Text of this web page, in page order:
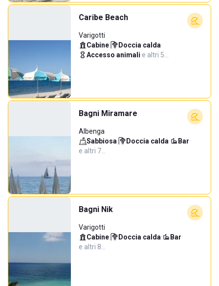
Caribe Beach
Varigotti
Cabine· Doccia calda·
Accesso animali·e altri 5…
Bagni Miramare
Albenga
Sabbiosa· Doccia calda· Bar·
e altri 7…
Bagni Nik
Varigotti
Cabine· Doccia calda· Bar·
e altri 8…